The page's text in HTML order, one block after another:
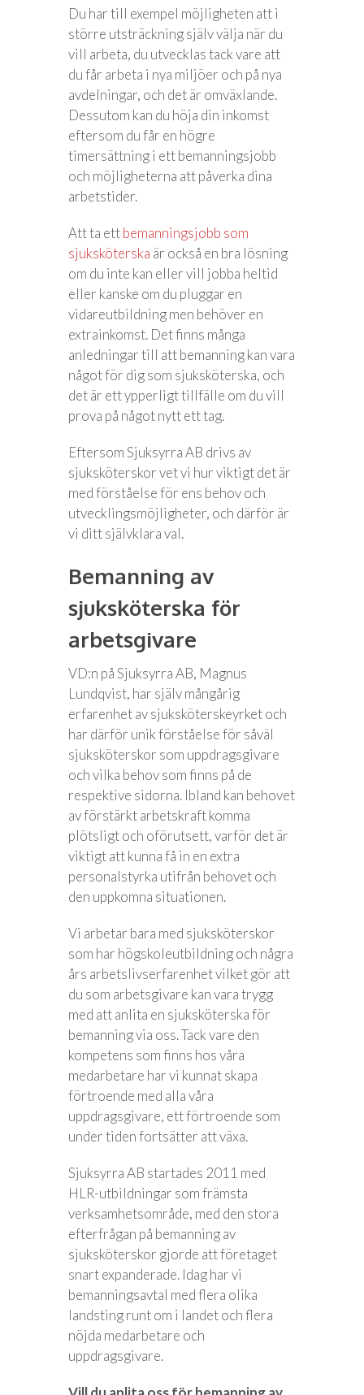
Du har till exempel möjligheten att i
större utsträckning själv välja när du
vill arbeta, du utvecklas tack vare att
du får arbeta i nya miljöer och på nya
avdelningar, och det är omväxlande.
Dessutom kan du höja din inkomst
eftersom du får en högre
timersättning i ett bemanningsjobb
och möjligheterna att påverka dina
arbetstider.
Att ta ettbemanningsjobb som
sjuksköterska är också en bra lösning
om du inte kan eller vill jobba heltid
eller kanske om du pluggar en
vidareutbildning men behöver en
extrainkomst. Det finns många
anledningar till att bemanning kan vara
något för dig som sjuksköterska, och
det är ett ypperligt tillfälle om du vill
prova på något nytt ett tag.
Eftersom Sjuksyrra AB drivs av
sjuksköterskor vet vi hur viktigt det är
med förståelse för ens behov och
utvecklingsmöjligheter, och därför är
vi ditt självklara val.
Bemanning av
sjuksköterska för
arbetsgivare
VD:n på Sjuksyrra AB, Magnus
Lundqvist, har själv mångårig
erfarenhet av sjuksköterskeyrket och
har därför unik förståelse för såväl
sjuksköterskor som uppdragsgivare
och vilka behov som finns på de
respektive sidorna. Ibland kan behovet
av förstärkt arbetskraft komma
plötsligt och oförutsett, varför det är
viktigt att kunna få in en extra
personalstyrka utifrån behovet och
den uppkomna situationen.
Vi arbetar bara med sjuksköterskor
som har högskoleutbildning och några
års arbetslivserfarenhet vilket gör att
du som arbetsgivare kan vara trygg
med att anlita en sjuksköterska för
bemanning via oss. Tack vare den
kompetens som finns hos våra
medarbetare har vi kunnat skapa
förtroende med alla våra
uppdragsgivare, ett förtroende som
under tiden fortsätter att växa.
Sjuksyrra AB startades 2011 med
HLR-utbildningar som främsta
verksamhetsområde, med den stora
efterfrågan på bemanning av
sjuksköterskor gjorde att företaget
snart expanderade. Idag har vi
bemanningsavtal med flera olika
landsting runt om i landet och flera
nöjda medarbetare och
uppdragsgivare.